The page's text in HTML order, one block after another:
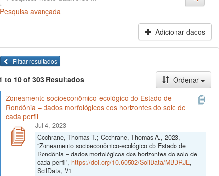
Pesquisa avançada
Adicionar dados
Filtrar resultados
to 10 of 303 Resultados
Ordenar
Zoneamento socioeconômico-ecológico do Estado de
Rondônia – dados morfológicos dos horizontes do solo de
cada perfil
Jul 4, 2023
Cochrane, Thomas T.; Cochrane, Thomas A., 2023,
"Zoneamento socioeconômico-ecológico do Estado de
Rondônia – dados morfológicos dos horizontes do solo de
cada perfil", https://doi.org/10.60502/SoilData/MBDRJE,
SoilData, V1